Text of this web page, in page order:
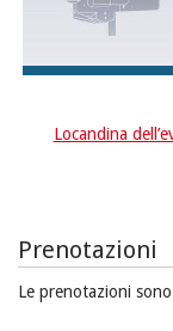
Locandina
Prenotazioni
Le prenotazioni